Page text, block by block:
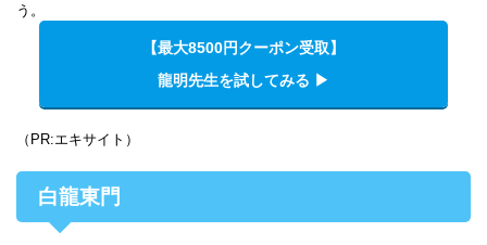
う。
【最大8500円クーポン受取】
龍明先生を試してみる ▶︎
（PR:エキサイト）
白龍東門